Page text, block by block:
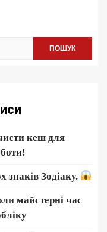
ПОШУК
кеш для
знаків Зодіаку.
майстерні час